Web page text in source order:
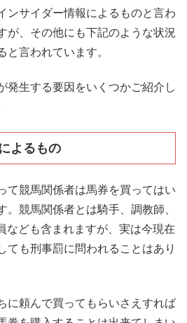
ンサイダー情報によるものと言わ
が、その他にも下記のような状況
と言われています。
発生する要因をいくつかご紹介し
よるもの
て競馬関係者は馬券を買ってはい
。競馬関係者とは騎手、調教師、
なども含まれますが、実は今現在
ても刑事罰に問われることはあり
に頼んで買ってもらいさえすれば